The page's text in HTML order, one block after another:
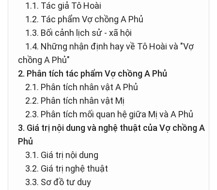
1.1. Tác giả Tô Hoài
1.2. Tác phẩm Vợ chồng A Phủ
1.3. Bối cảnh lịch sử - xã hội
1.4. Những nhận định hay về Tô Hoài và "Vợ
chồng A Phủ"
2. Phân tích tác phẩm Vợ chồng A Phủ
2.1. Phân tích nhân vật A Phủ
2.2. Phân tích nhân vật Mị
2.3. Phân tích mối quan hệ giữa Mị và A Phủ
3. Giá trị nội dung và nghệ thuật của Vợ chồng A
Phủ
3.1. Giá trị nội dung
3.2. Giá trị nghệ thuật
3.3. Sơ đồ tư duy